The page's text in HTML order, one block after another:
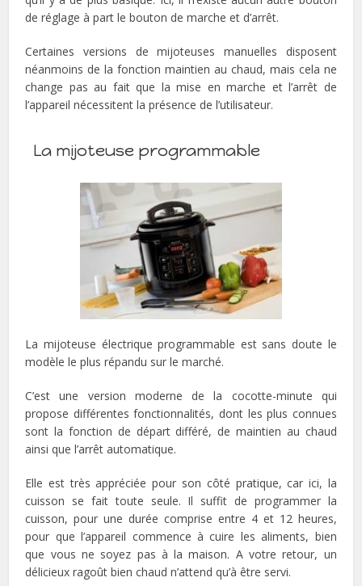
de réglage à part le bouton de marche et d’arrêt.
Certaines versions de mijoteuses manuelles disposent
néanmoins de la fonction maintien au chaud, mais cela ne
change pas au fait que la mise en marche et l’arrêt de
l’appareil nécessitent la présence de l’utilisateur.
La mijoteuse programmable
La mijoteuse électrique programmable est sans doute le
modèle le plus répandu sur le marché.
C’est une version moderne de la cocotte-minute qui
propose différentes fonctionnalités, dont les plus connues
sont la fonction de départ différé, de maintien au chaud
ainsi que l’arrêt automatique.
Elle est très appréciée pour son côté pratique, car ici, la
cuisson se fait toute seule. Il suffit de programmer la
cuisson, pour une durée comprise entre 4 et 12 heures,
pour que l’appareil commence à cuire les aliments, bien
que vous ne soyez pas à la maison. A votre retour, un
délicieux ragoût bien chaud n’attend qu’à être servi.